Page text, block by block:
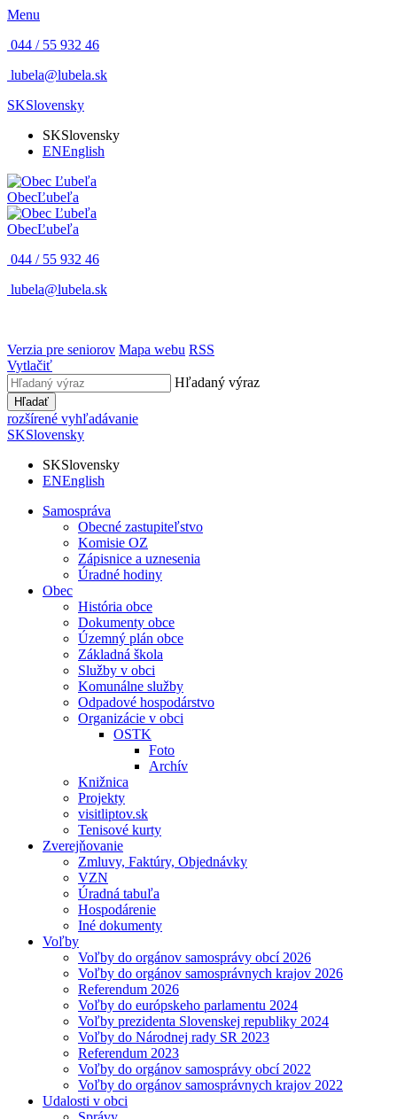
Menu
044 / 55 932 46
lubela@lubela.sk
SKSlovensky
SKSlovensky
ENEnglish
ObecĽubeľa
ObecĽubeľa
044 / 55 932 46
lubela@lubela.sk
Verzia pre seniorov Mapa webu RSS
Vytlačiť
Hľadaný výraz
Hľadať
rozšírené vyhľadávanie
SKSlovensky
SKSlovensky
ENEnglish
Samospráva
Obecné zastupiteľstvo
Komisie OZ
Zápisnice a uznesenia
Úradné hodiny
Obec
História obce
Dokumenty obce
Územný plán obce
Základná škola
Služby v obci
Komunálne služby
Odpadové hospodárstvo
Organizácie v obci
OSTK
Foto
Archív
Knižnica
Projekty
visitliptov.sk
Tenisové kurty
Zverejňovanie
Zmluvy, Faktúry, Objednávky
VZN
Úradná tabuľa
Hospodárenie
Iné dokumenty
Voľby
Voľby do orgánov samosprávy obcí 2026
Voľby do orgánov samosprávnych krajov 2026
Referendum 2026
Voľby do európskeho parlamentu 2024
Voľby prezidenta Slovenskej republiky 2024
Voľby do Národnej rady SR 2023
Referendum 2023
Voľby do orgánov samosprávy obcí 2022
Voľby do orgánov samosprávnych krajov 2022
Udalosti v obci